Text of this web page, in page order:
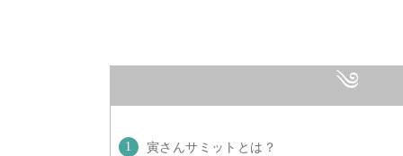
寅さんサミットとは？